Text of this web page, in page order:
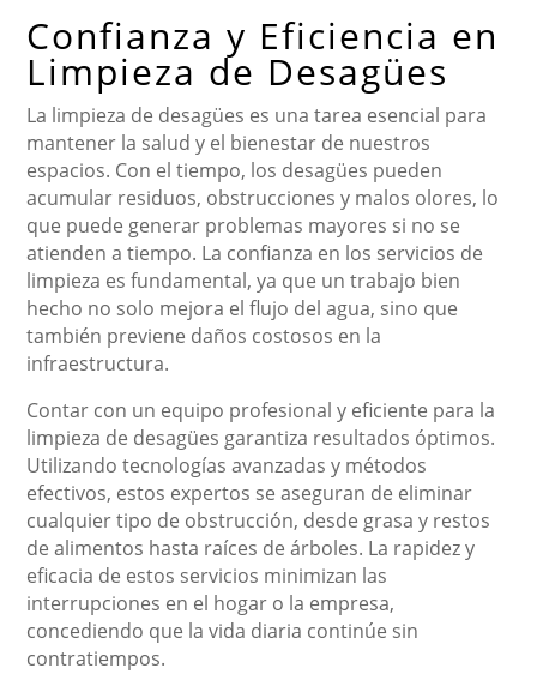
Confianza y Eficiencia en
Limpieza de Desagües
La limpieza de desagües es una tarea esencial para
mantener la salud y el bienestar de nuestros
espacios. Con el tiempo, los desagües pueden
acumular residuos, obstrucciones y malos olores, lo
que puede generar problemas mayores si no se
atienden a tiempo. La confianza en los servicios de
limpieza es fundamental, ya que un trabajo bien
hecho no solo mejora el flujo del agua, sino que
también previene daños costosos en la
infraestructura.
Contar con un equipo profesional y eficiente para la
limpieza de desagües garantiza resultados óptimos.
Utilizando tecnologías avanzadas y métodos
efectivos, estos expertos se aseguran de eliminar
cualquier tipo de obstrucción, desde grasa y restos
de alimentos hasta raíces de árboles. La rapidez y
eficacia de estos servicios minimizan las
interrupciones en el hogar o la empresa,
concediendo que la vida diaria continúe sin
contratiempos.